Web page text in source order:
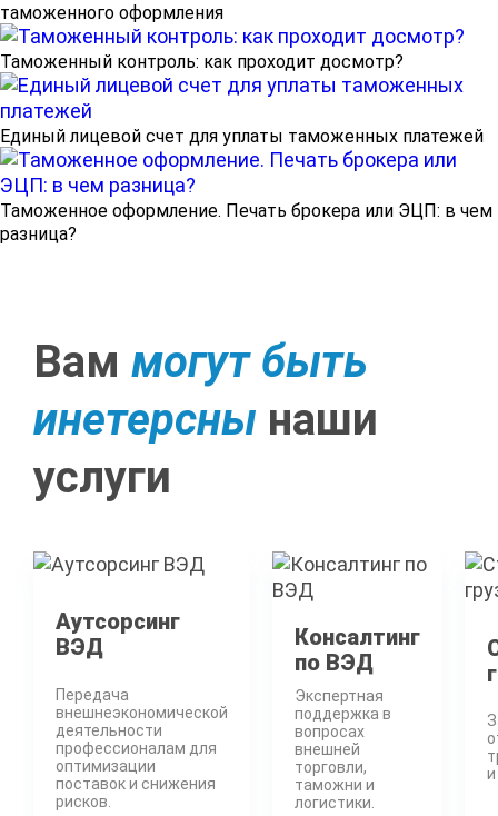
таможенного оформления
Таможенный контроль: как проходит досмотр?
Единый лицевой счет для уплаты таможенных платежей
Таможенное оформление. Печать брокера или ЭЦП: в чем
разница?
Вам могут быть
инетерсны наши
услуги
Аутсорсинг
ВЭД
Передача
внешнеэкономической
деятельности
профессионалам для
оптимизации
поставок и снижения
рисков.
Консалтинг
по ВЭД
Экспертная
поддержка в
вопросах
внешней
торговли,
таможни и
логистики.